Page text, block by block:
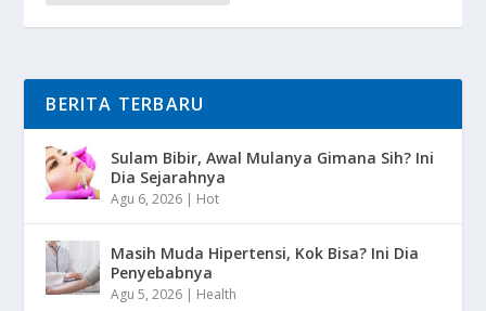
BERITA TERBARU
Sulam Bibir, Awal Mulanya Gimana Sih? Ini
Dia Sejarahnya
Agu 6, 2026 | Hot
Masih Muda Hipertensi, Kok Bisa? Ini Dia
Penyebabnya
Agu 5, 2026 | Health